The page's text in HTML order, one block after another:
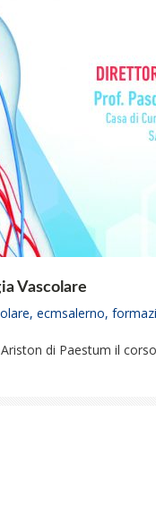
Vascolare
, ecmsalerno,
di Paestum il